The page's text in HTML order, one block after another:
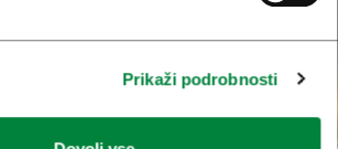
Prikaži podrobnosti